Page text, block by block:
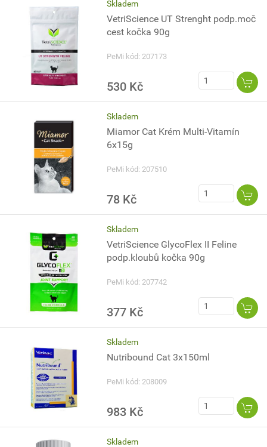
Skladem
VetriScience UT Strenght podp.moč
cest kočka 90g
PeMi kód: 207173
530 Kč
Skladem
Miamor Cat Krém Multi-Vitamín
6x15g
PeMi kód: 207510
78 Kč
Skladem
VetriScience GlycoFlex II Feline
podp.kloubů kočka 90g
PeMi kód: 207742
377 Kč
Skladem
Nutribound Cat 3x150ml
PeMi kód: 208009
983 Kč
Skladem